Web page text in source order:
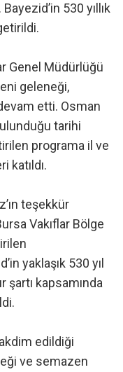
530 yıllık
Genel Müdürlüğü
geleneği,
etti. Osman
tarihi
programa il ve
katıldı.
teşekkür
Vakıflar Bölge
yaklaşık 530 yıl
şartı kapsamında
edildiği
ve semazen